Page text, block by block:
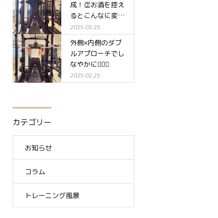
成！👏お酒を控え
るとこんなに変わ
る✨
2025.03.25
外側×内側のダブ
ルアプローチでし
なやかに🧘‍♀️✨
2025.02.25
カテゴリー
お知らせ
コラム
トレーニング風景